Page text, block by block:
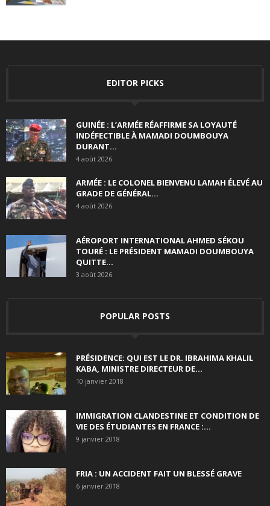
EDITOR PICKS
GUINÉE : L’ARMÉE RÉAFFIRME SA LOYAUTÉ
INDÉFECTIBLE À MAMADI DOUMBOUYA
DURANT...
4 août 2026
ARMÉE : LE COLONEL BIENVENU LAMAH ÉLEVÉ AU
GRADE DE GÉNÉRAL...
4 août 2026
AÉROPORT INTERNATIONAL AHMED SÉKOU
TOURÉ : LE PRÉSIDENT MAMADI DOUMBOUYA
QUITTE...
3 août 2026
POPULAR POSTS
PRÉSIDENCE: QUI EST LE DR. IBRAHIMA KHALIL
KABA, MINISTRE DIRECTEUR DE...
10 janvier 2018
IMMIGRATION CLANDESTINE ET CONDITION DE
VIE DES ÉTUDIANTES EN FRANCE :...
9 janvier 2018
FRIA : UN ACCIDENT FAIT UN BLESSÉ GRAVE
6 janvier 2018